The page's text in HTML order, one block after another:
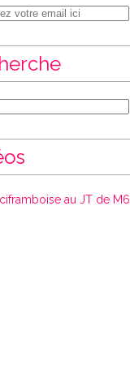
au JT de M6